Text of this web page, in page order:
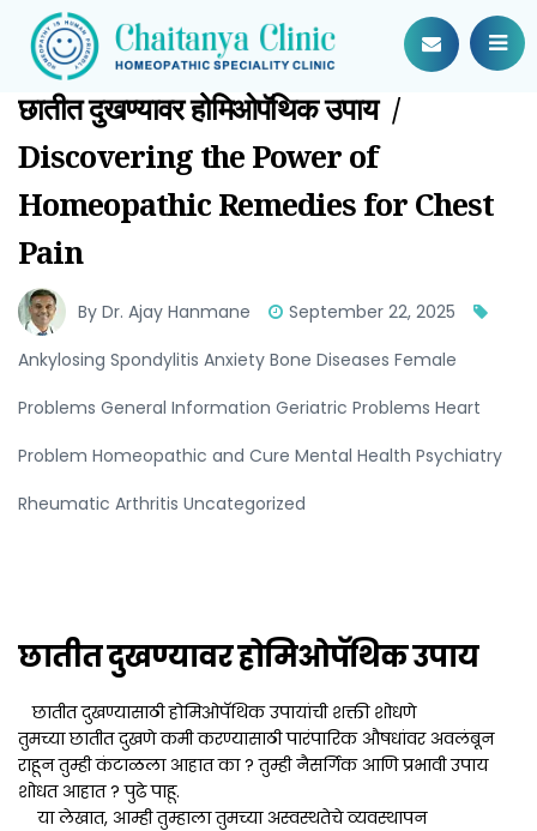
छातीत दुखण्यावर होमिओपॅथिक उपाय /
Discovering the Power of
Homeopathic Remedies for Chest
Pain
By Dr. Ajay Hanmane
September 22, 2025
Ankylosing Spondylitis Anxiety Bone Diseases Female
Problems General Information Geriatric Problems Heart
Problem Homeopathic and Cure Mental Health Psychiatry
Rheumatic Arthritis Uncategorized
छातीत दुखण्यावर होमिओपॅथिक उपाय
छातीत दुखण्यासाठी होमिओपॅथिक उपायांची शक्ती शोधणे
तुमच्या छातीत दुखणे कमी करण्यासाठी पारंपारिक औषधांवर अवलंबून
राहून तुम्ही कंटाळला आहात का ? तुम्ही नैसर्गिक आणि प्रभावी उपाय
शोधत आहात ? पुढे पाहू.
या लेखात, आम्ही तुम्हाला तुमच्या अस्वस्थतेचे व्यवस्थापन